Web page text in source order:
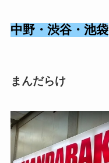
中野・渋谷・池袋
まんだらけ